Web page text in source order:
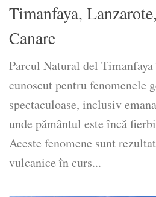
Timanfaya,
Canare
Parcul Natural del
cunoscut pentru fenomenele
spectaculoase, inclusiv
unde pământul este încă
Aceste fenomene sunt
vulcanice în curs...